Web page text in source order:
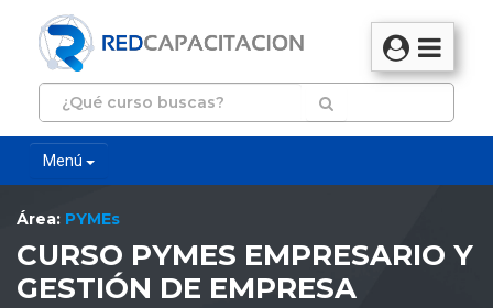
Menú
Área: PYMEs
CURSO PYMES EMPRESARIO Y
GESTIÓN DE EMPRESA